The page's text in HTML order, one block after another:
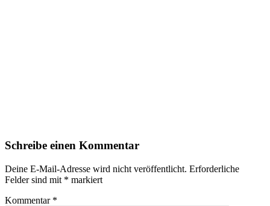
Schreibe einen Kommentar
Deine E-Mail-Adresse wird nicht veröffentlicht. Erforderliche
Felder sind mit * markiert
Kommentar *